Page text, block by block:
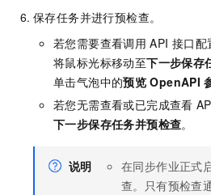
保存任务并进行预检查。
若您需要查看调用 API 接口配
将鼠标光标移动至下一步保存
单击气泡中的预览 OpenAPI
若您无需查看或已完成查看
下一步保存任务并预检查。
说明
在同步作业正式
查。只有预检查